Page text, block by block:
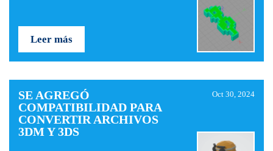
Leer más
SE AGREGÓ
COMPATIBILIDAD PARA
CONVERTIR ARCHIVOS
3DM Y 3DS
Oct 30, 2024